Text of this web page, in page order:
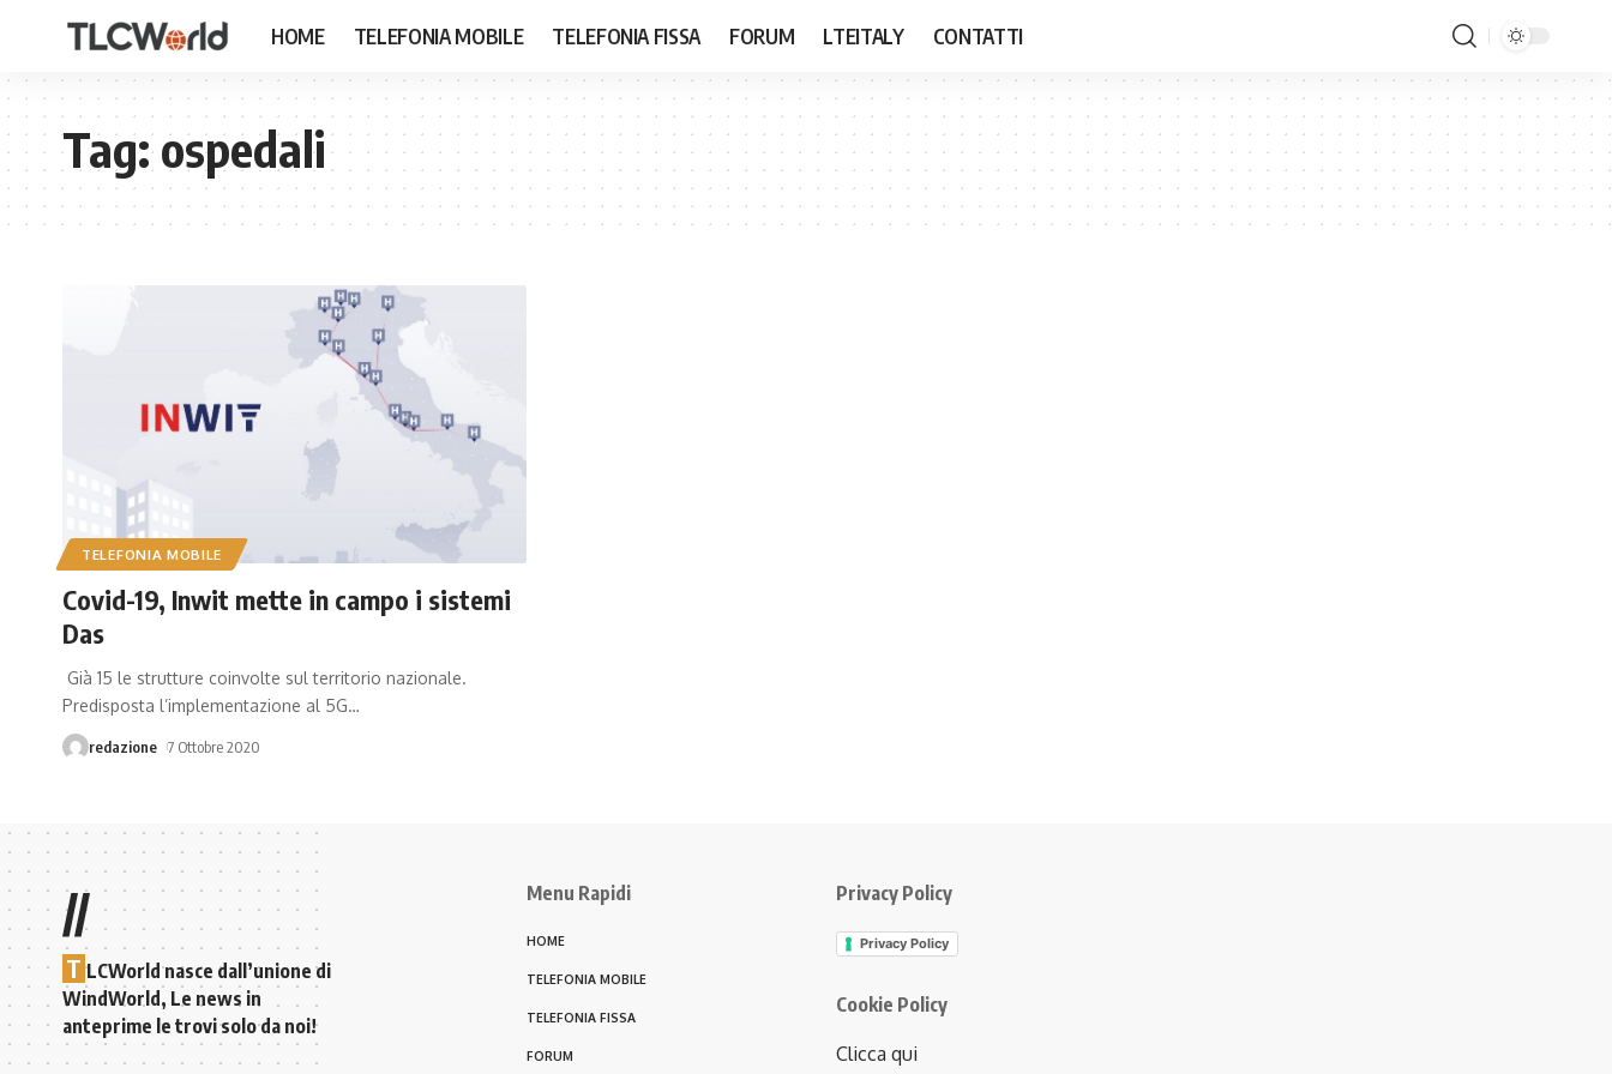
HOME TELEFONIA MOBILE TELEFONIA FISSA FORUM LTEITALY CONTATTI
Tag:ospedali
TELEFONIA MOBILE
Covid-19, Inwit mette in campo i sistemi
Das
Già 15 le strutture coinvolte sul territorio nazionale.
Predisposta l’implementazione al 5G…
redazione 7 Ottobre 2020
//
T LCWorld nasce dall’unione di
WindWorld, Le news in
anteprime le trovi solo da noi!
Menu Rapidi
HOME
TELEFONIA MOBILE
TELEFONIA FISSA
FORUM
Privacy Policy
Privacy Policy
Cookie Policy
Clicca qui